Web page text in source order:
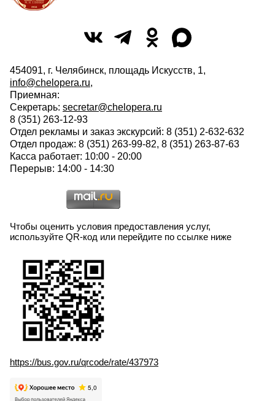
454091, г. Челябинск, площадь Искусств, 1,
info@chelopera.ru,
Приемная:
Секретарь: secretar@chelopera.ru
8 (351) 263-12-93
Отдел рекламы и заказ экскурсий: 8 (351) 2-632-632
Отдел продаж: 8 (351) 263-99-82, 8 (351) 263-87-63
Касса работает: 10:00 - 20:00
Перерыв: 14:00 - 14:30
Чтобы оценить условия предоставления услуг,
используйте QR-код или перейдите по ссылке ниже
https://bus.gov.ru/qrcode/rate/437973